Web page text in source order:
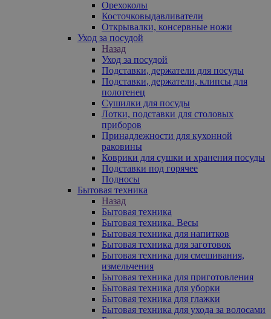
Орехоколы
Косточковыдавливатели
Открывалки, консервные ножи
Уход за посудой
Назад
Уход за посудой
Подставки, держатели для посуды
Подставки, держатели, клипсы для
полотенец
Сушилки для посуды
Лотки, подставки для столовых
приборов
Принадлежности для кухонной
раковины
Коврики для сушки и хранения посуды
Подставки под горячее
Подносы
Бытовая техника
Назад
Бытовая техника
Бытовая техника. Весы
Бытовая техника для напитков
Бытовая техника для заготовок
Бытовая техника для смешивания,
измельчения
Бытовая техника для приготовления
Бытовая техника для уборки
Бытовая техника для глажки
Бытовая техника для ухода за волосами